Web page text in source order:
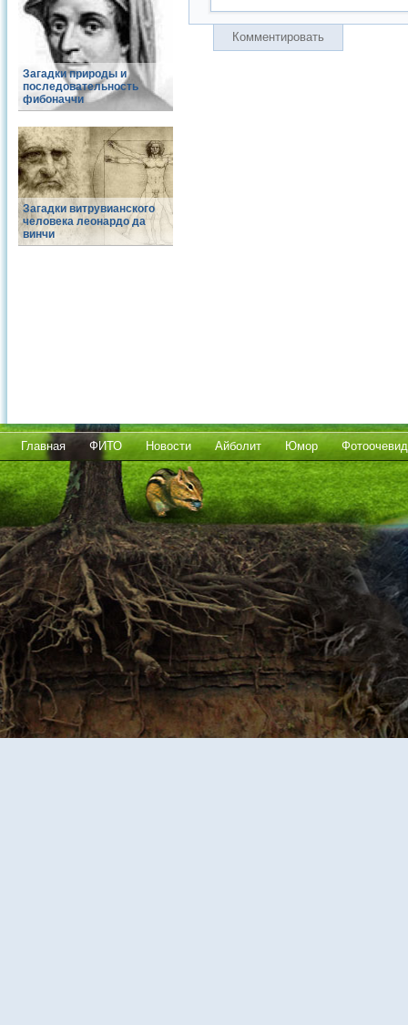
Загадки природы и
последовательность
фибоначчи
Загадки витрувианского
человека леонардо да
винчи
Комментировать
Главная ФИТО Новости Айболит Юмор